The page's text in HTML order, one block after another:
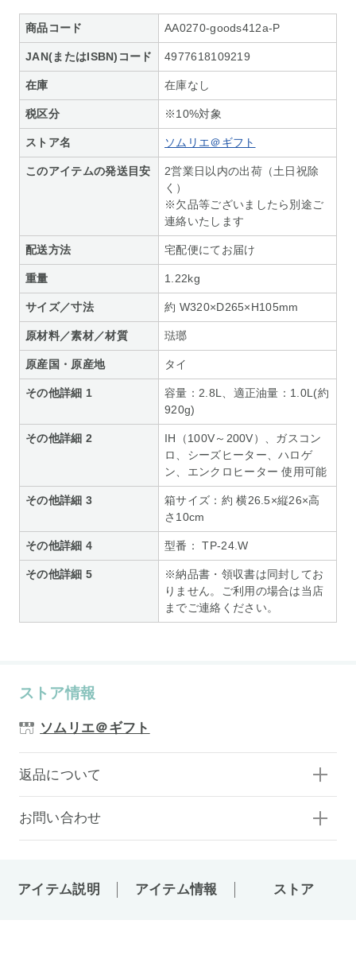
商品コード AA0270-goods412a-P
JAN(またはISBN)コード 4977618109219
在庫 在庫なし
税区分 ※10%対象
ストア名 ソムリエ＠ギフト
このアイテムの発送目安
2営業日以内の出荷（土日祝除
く）
※欠品等ございましたら別途ご
連絡いたします
配送方法 宅配便にてお届け
重量 1.22kg
サイズ／寸法 約 W320×D265×H105mm
原材料／素材／材質 琺瑯
原産国・原産地 タイ
その他詳細 1
容量：2.8L、適正油量：1.0L(約
920g)
その他詳細 2
IH（100V～200V）、ガスコン
ロ、シーズヒーター、ハロゲ
ン、エンクロヒーター 使用可能
その他詳細 3
箱サイズ：約 横26.5×縦26×高
さ10cm
その他詳細 4 型番： TP-24.W
その他詳細 5
※納品書・領収書は同封してお
りません。ご利用の場合は当店
までご連絡ください。
ストア情報
ソムリエ＠ギフト
返品について
お問い合わせ
アイテム説明 アイテム情報 ストア